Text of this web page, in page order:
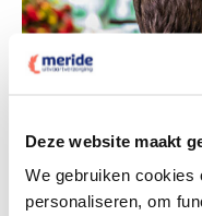
Deze website maakt
We gebruiken cookies
personaliseren, om
Dit kost een